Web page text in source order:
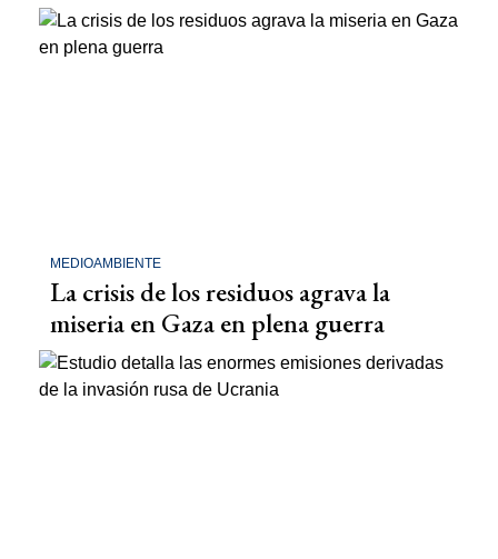
MEDIOAMBIENTE
La crisis de los residuos agrava la
miseria en Gaza en plena guerra